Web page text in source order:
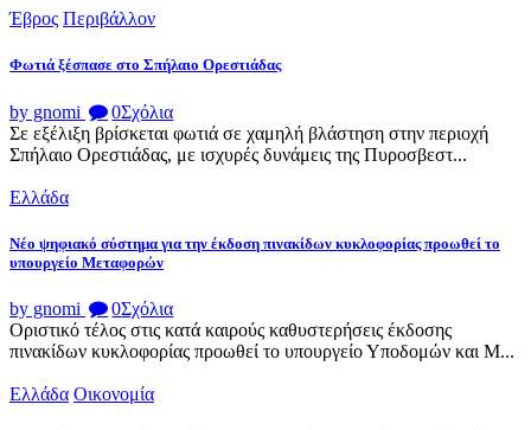
Έβρος Περιβάλλον
Φωτιά ξέσπασε στο Σπήλαιο Ορεστιάδας
by gnomi 0Σχόλια
Σε εξέλιξη βρίσκεται φωτιά σε χαμηλή βλάστηση στην περιοχή
Σπήλαιο Ορεστιάδας, με ισχυρές δυνάμεις της Πυροσβεστ...
Ελλάδα
Νέο ψηφιακό σύστημα για την έκδοση πινακίδων κυκλοφορίας προωθεί το
υπουργείο Μεταφορών
by gnomi 0Σχόλια
Οριστικό τέλος στις κατά καιρούς καθυστερήσεις έκδοσης
πινακίδων κυκλοφορίας προωθεί το υπουργείο Υποδομών και Μ...
Ελλάδα Οικονομία